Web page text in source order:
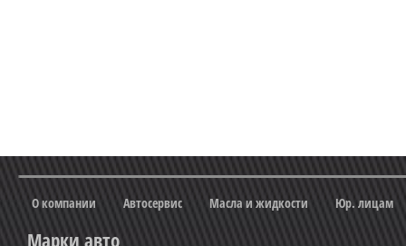
О компании Автосервис Масла и жидкости Юр. лицам
Марки авто